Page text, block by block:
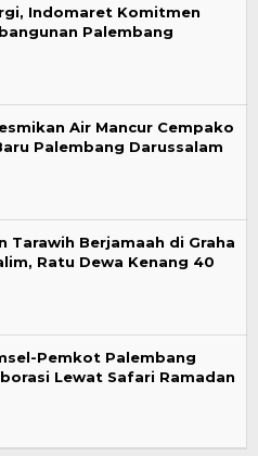
Indomaret Komitmen
Palembang
Air Mancur Cempako
Palembang Darussalam
Tarawih Berjamaah di Graha
Ratu Dewa Kenang 40
Pemkot Palembang
Lewat Safari Ramadan